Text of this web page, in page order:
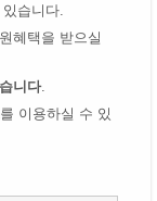
습니다.
혜택을 받으실
니다.
를 이용하실 수 있